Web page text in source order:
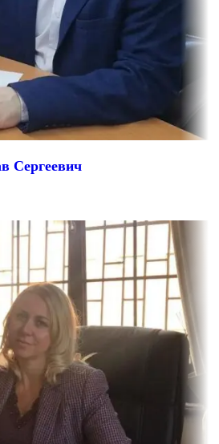
Сергеевич